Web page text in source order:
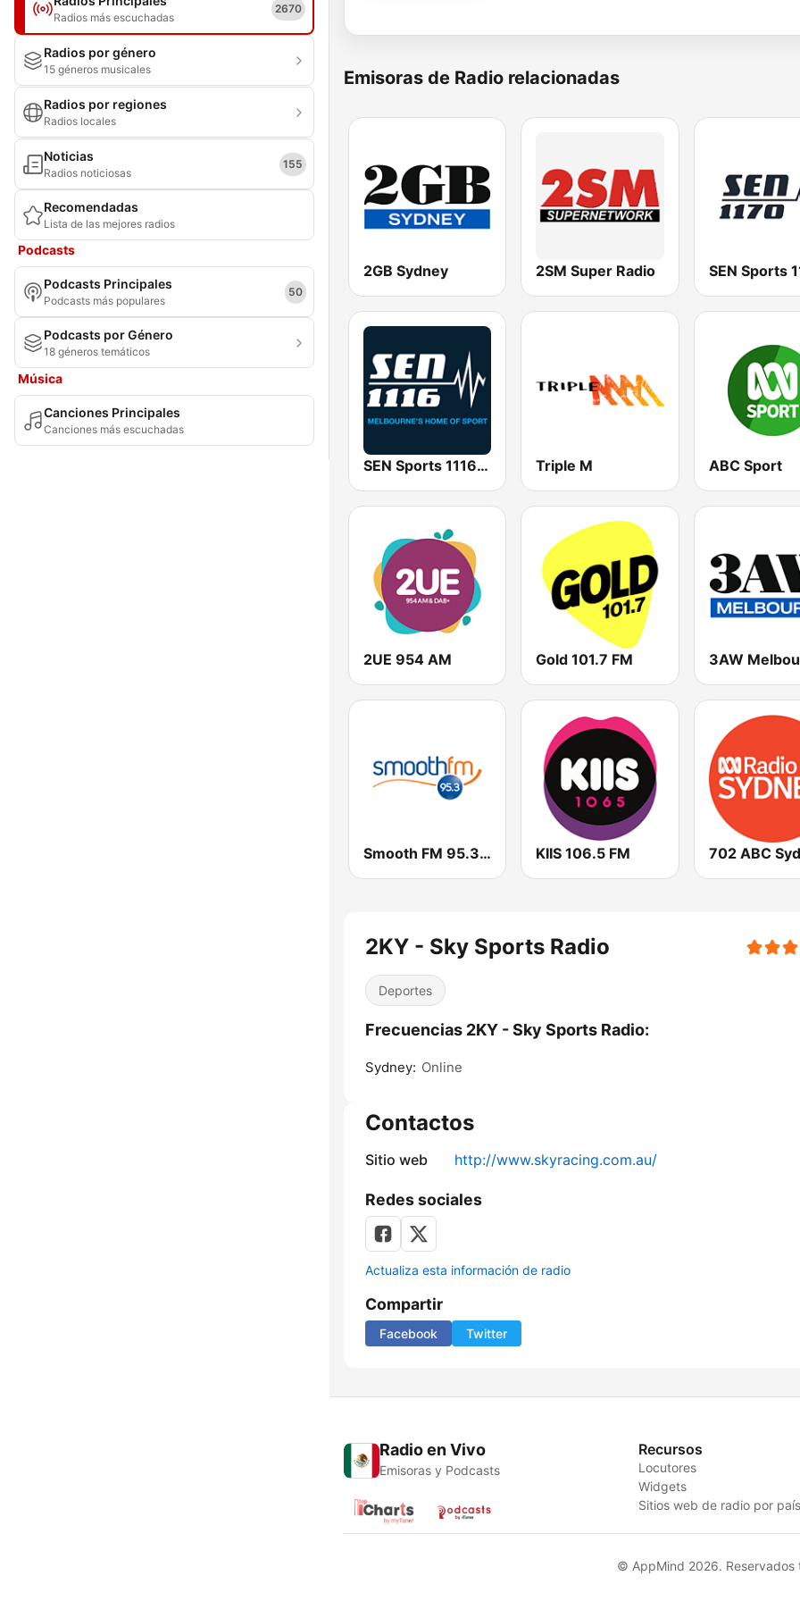
Radios más escuchadas
2670
Radios por género
15 géneros musicales
Radios por regiones
Radios locales
Noticias
Radios noticiosas
155
Recomendadas
Lista de las mejores radios
Podcasts
Podcasts Principales
Podcasts más populares
50
Podcasts por Género
18 géneros temáticos
Música
Canciones Principales
Canciones más escuchadas
Emisoras de Radio relacionadas
2GB Sydney 2SM Super Radio
SEN Sports 1116 AM Triple M ABC Sport
2UE 954 AM Gold 101.7 FM 3AW
Smooth FM 95.3 Sydney KIIS 106.5 FM 702 ABC
2KY - Sky Sports Radio
Deportes
Frecuencias 2KY - Sky Sports Radio:
Sydney: Online
Contactos
Sitio web http://www.skyracing.com.au/
Redes sociales
Actualiza esta información de radio
Compartir
Facebook Twitter
Radio en Vivo
Emisoras y Podcasts
Recursos
Locutores
Widgets
Sitios web de radio por
© AppMind 2026. Reservados